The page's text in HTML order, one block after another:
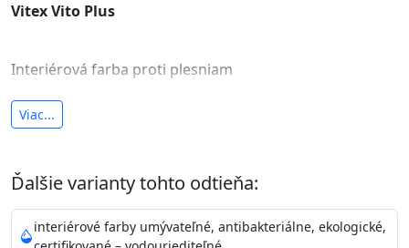
Vitex Vito Plus
Interiérová farba proti plesniam
antibakteriálna a umývateľná
Je interiérová protiplesňová farba s iónmi
Vďaka svojmu špeciálnemu zloženiu
znižuje (o 99,9%) množstvo baktérií na povrchu náteru.
Viac...
Ďalšie varianty tohto odtieňa:
interiérové farby umývateľné, antibakteriálne, ekologické,